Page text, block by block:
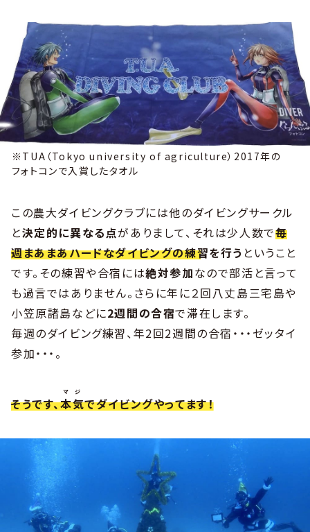
※TUA（Tokyo university of agriculture）2017年の
フォトコンで入賞したタオル
この農大ダイビングクラブには他のダイビングサークル
と決定的に異なる点がありまして、それは少人数で毎
週まあまあハードなダイビングの練習を行う ということ
です。その練習や合宿には絶対参加なので部活と言って
も過言ではありません。さらに年に２回八丈島三宅島や
小笠原諸島などに2週間の合宿で滞在します。
毎週のダイビング練習、年2回2週間の合宿・・・ゼッタイ
参加・・・。
そうです、本気
マジ
でダイビングやってます！